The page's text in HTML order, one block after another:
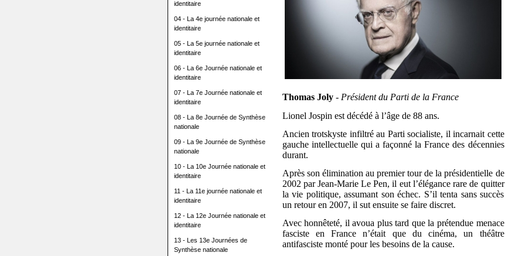
identitaire
04 - La 4e journée nationale et
identitaire
05 - La 5e journée nationale et
identitaire
06 - La 6e Journée nationale et
identitaire
07 - La 7e Journée nationale et
identitaire
08 - La 8e Journée de Synthèse
nationale
09 - La 9e Journée de Synthèse
nationale
10 - La 10e Journée nationale et
identitaire
11 - La 11e journée nationale et
identitaire
12 - La 12e Journée nationale et
identitaire
13 - Les 13e Journées de
Synthèse nationale
Thomas Joly - Président du Parti de la France
Lionel Jospin est décédé à l’âge de 88 ans.
Ancien trotskyste infiltré au Parti socialiste, il incarnait cette
gauche intellectuelle qui a façonné la France des décennies
durant.
Après son élimination au premier tour de la présidentielle de
2002 par Jean-Marie Le Pen, il eut l’élégance rare de quitter
la vie politique, assumant son échec. S’il tenta sans succès
un retour en 2007, il sut ensuite se faire discret.
Avec honnêteté, il avoua plus tard que la prétendue menace
fasciste en France n’était que du cinéma, un théâtre
antifasciste monté pour les besoins de la cause.